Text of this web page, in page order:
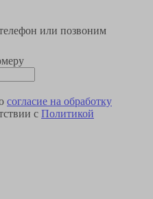
или позвоним
согласие на обработку
с Политикой